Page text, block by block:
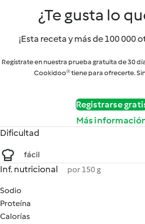
¿Te gusta lo
¡Esta receta y más de 100 000
Regístrate en nuestra prueba gratuita de 30
Cookidoo® tiene para ofrecerte.
Registrarse
Más
Dificultad
fácil
Inf. nutricional por 150 g
Sodio
Proteína
Calorías